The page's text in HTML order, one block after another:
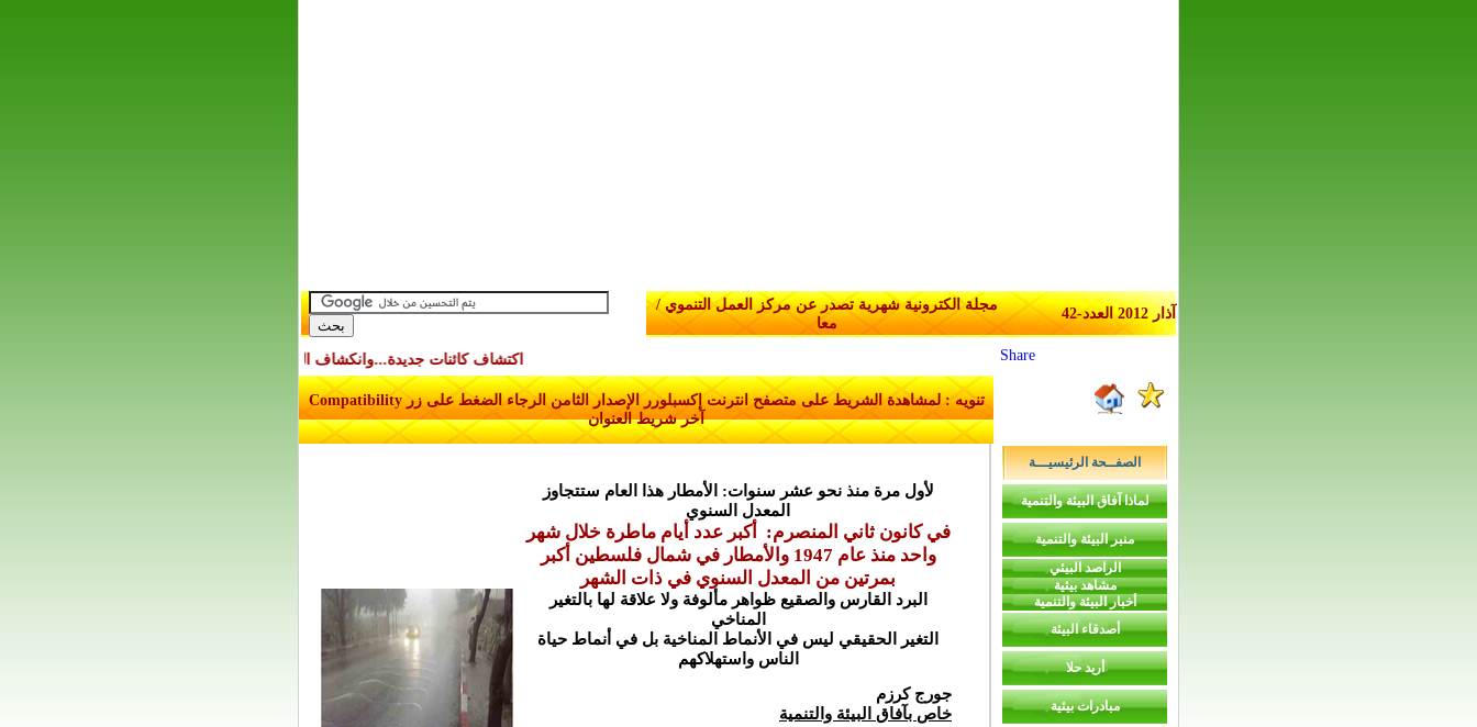
مجلة الكترونية شهرية تصدر عن مركز العمل التنموي /
معا
آذار 2012 العدد-42
اكتشاف كائنات جديدة...وانكشاف النوع الإنساني Share
تنويه : لمشاهدة الشريط على متصفح انترنت إكسبلورر الإصدار الثامن الرجاء الضغط على زر Compatibility
آخر شريط العنوان
لأول مرة منذ نحو عشر سنوات: الأمطار هذا العام ستتجاوز
المعدل السنوي
في كانون ثاني المنصرم: أكبر عدد أيام ماطرة خلال شهر
واحد منذ عام 1947 والأمطار في شمال فلسطين أكبر
بمرتين من المعدل السنوي في ذات الشهر
البرد
القارس والصقيع ظواهر مألوفة ولا علاقة لها بالتغير
المناخي
التغير الحقيقي ليس في الأنماط المناخية بل في أنماط حياة
الناس واستهلاكهم
جورج كرزم
خاص بآفاق البيئة والتنمية
الصفــحة الرئيسيـــة
لماذا آفاق البيئة والتنمية
منبر البيئة والتنمية
الراصد البيئي
مشاهد بيئية
أخبار البيئة والتنمية
أصدقاء البيئة
أريد حلا
مبادرات بيئية